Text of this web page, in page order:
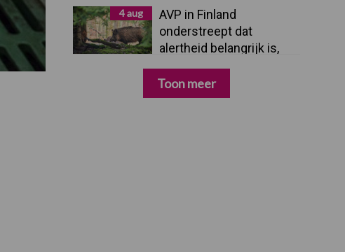
4 aug
AVP in Finland
onderstreept dat
alertheid belangrijk is,
zeker nu
Toon meer